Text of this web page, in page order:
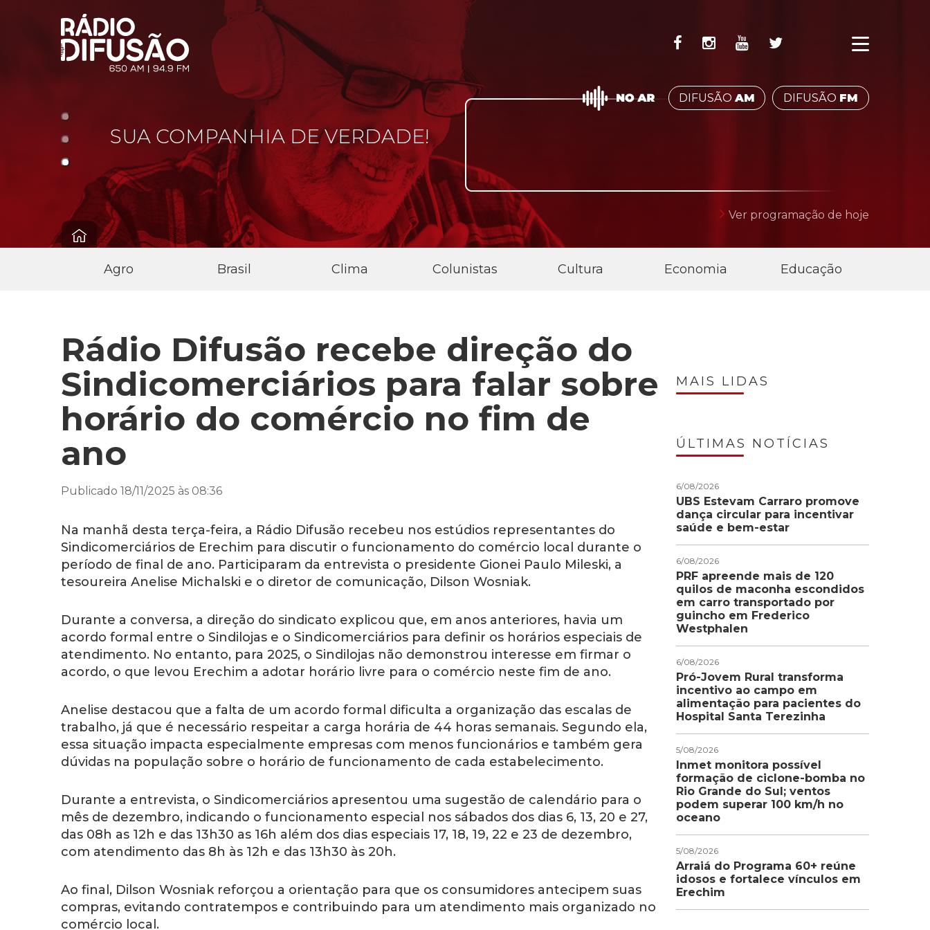
SUA COMPANHIA DE VERDADE!
DIFUSÃOAM DIFUSÃO FM
Ver programação de hoje
Agro Brasil Clima Colunistas Cultura Economia Educação
Rádio Difusão recebe direção do
Sindicomerciários para falar sobre
horário do comércio no fim de
ano
Publicado 18/11/2025 às 08:36
Na manhã desta terça-feira, a Rádio Difusão recebeu nos estúdios representantes do
Sindicomerciários de Erechim para discutir o funcionamento do comércio local durante o
período de final de ano. Participaram da entrevista o presidente Gionei Paulo Mileski, a
tesoureira Anelise Michalski e o diretor de comunicação, Dilson Wosniak.
Durante a conversa, a direção do sindicato explicou que, em anos anteriores, havia um
acordo formal entre o Sindilojas e o Sindicomerciários para definir os horários especiais de
atendimento. No entanto, para 2025, o Sindilojas não demonstrou interesse em firmar o
acordo, o que levou Erechim a adotar horário livre para o comércio neste fim de ano.
Anelise destacou que a falta de um acordo formal dificulta a organização das escalas de
trabalho, já que é necessário respeitar a carga horária de 44 horas semanais. Segundo ela,
essa situação impacta especialmente empresas com menos funcionários e também gera
dúvidas na população sobre o horário de funcionamento de cada estabelecimento.
Durante a entrevista, o Sindicomerciários apresentou uma sugestão de calendário para o
mês de dezembro, indicando o funcionamento especial nos sábados dos dias 6, 13, 20 e 27,
das 08h as 12h e das 13h30 as 16h além dos dias especiais 17, 18, 19, 22 e 23 de dezembro,
com atendimento das 8h às 12h e das 13h30 às 20h.
Ao final, Dilson Wosniak reforçou a orientação para que os consumidores antecipem suas
compras, evitando contratempos e contribuindo para um atendimento mais organizado no
comércio local.
MAIS LIDAS
ÚLTIMAS NOTÍCIAS
6/08/2026
UBS Estevam Carraro promove
dança circular para incentivar
saúde e bem-estar
6/08/2026
PRF apreende mais de 120
quilos de maconha escondidos
em carro transportado por
guincho em Frederico
Westphalen
6/08/2026
Pró-Jovem Rural transforma
incentivo ao campo em
alimentação para pacientes do
Hospital Santa Terezinha
5/08/2026
Inmet monitora possível
formação de ciclone-bomba no
Rio Grande do Sul; ventos
podem superar 100 km/h no
oceano
5/08/2026
Arraiá do Programa 60+ reúne
idosos e fortalece vínculos em
Erechim